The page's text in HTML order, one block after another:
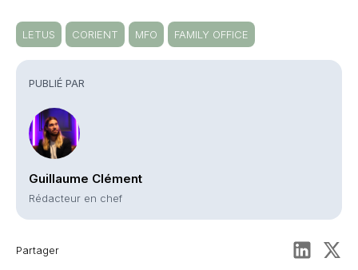
PUBLIÉ PAR
Guillaume Clément
Rédacteur en chef
Partager
LETUS CORIENT MFO FAMILY OFFICE